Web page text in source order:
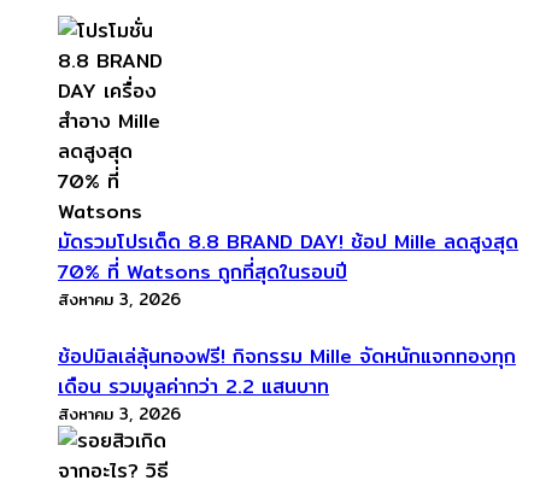
มัดรวมโปรเด็ด 8.8 BRAND DAY! ช้อป Mille ลดสูงสุด
70% ที่ Watsons ถูกที่สุดในรอบปี
สิงหาคม 3, 2026
ช้อปมิลเล่ลุ้นทองฟรี! กิจกรรม Mille จัดหนักแจกทองทุก
เดือน รวมมูลค่ากว่า 2.2 แสนบาท
สิงหาคม 3, 2026